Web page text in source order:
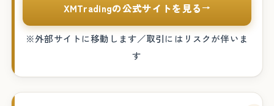
XMTradingの公式サイトを見る →
※外部サイトに移動します／取引にはリスクが伴いま
す